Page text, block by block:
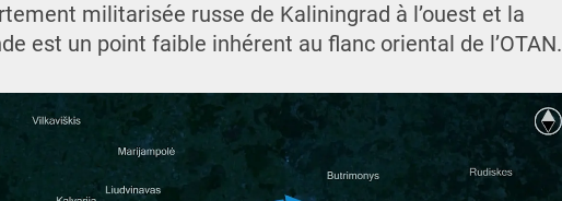
militarisée russe de Kaliningrad à l’ouest et la
est un point faible inhérent au flanc oriental de l’OTAN.